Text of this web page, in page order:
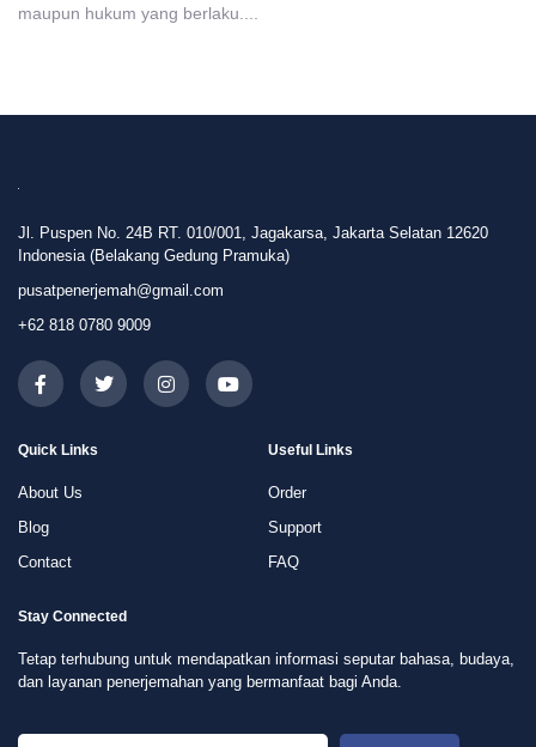
maupun hukum yang berlaku....
Jl. Puspen No. 24B RT. 010/001, Jagakarsa, Jakarta Selatan 12620
pusatpenerjemah@gmail.com
Quick Links
Blog
Contact
Useful Links
FAQ